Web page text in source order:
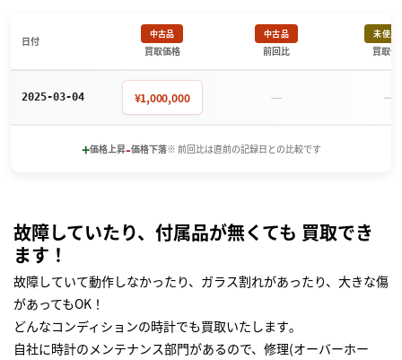
日付
中古品
買取価格
中古品
前回比
未使用
買取価
2025-03-04 ¥1,000,000 － －
+価格上昇-価格下落※ 前回比は直前の記録日との比較です
故障していたり、付属品が無くても 買取でき
ます！
故障していて動作しなかったり、ガラス割れがあったり、大きな傷
があってもOK！
どんなコンディションの時計でも買取いたします｡
自社に時計のメンテナンス部門があるので、修理(オーバーホー